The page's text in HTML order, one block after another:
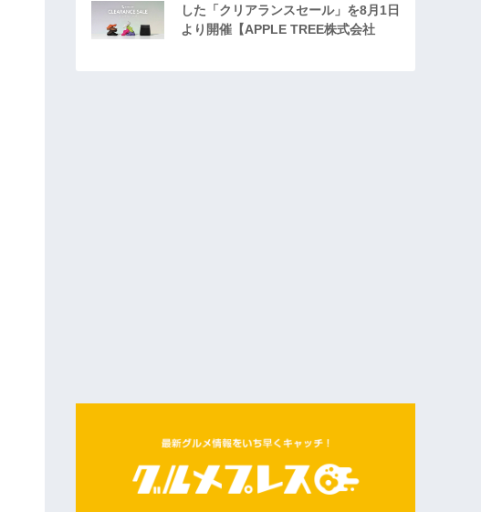
した「クリアランスセール」を8月1日
より開催【APPLE TREE株式会社